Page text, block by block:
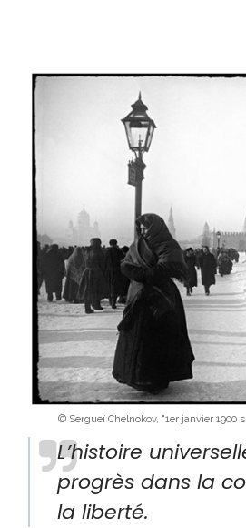
© Sergueï Chelnokov, "1er janvier 1900
L’histoire
progrès dans la
la liberté.